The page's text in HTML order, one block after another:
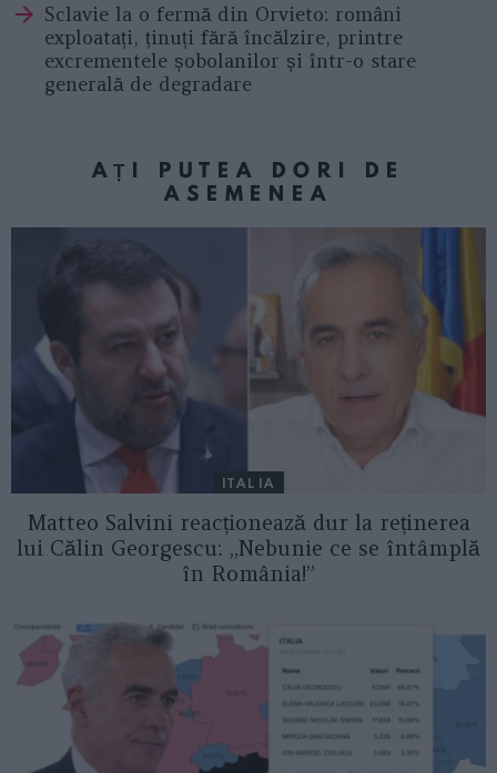
Sclavie la o fermă din Orvieto: români
exploatați, ținuți fără încălzire, printre
excrementele șobolanilor și într-o stare
generală de degradare
AȚI PUTEA DORI DE
ASEMENEA
ITALIA
Matteo Salvini reacționează dur la reținerea
lui Călin Georgescu: „Nebunie ce se întâmplă
în România!”